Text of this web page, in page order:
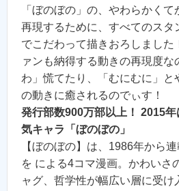
「ぼのぼの」の、やわらかく
再現するために、すべてのスタ
でこだわって描きおろしました
ァンも納得する動きの再現度
わ」慌てたり、「むにむに」と
の動きに癒されるのでぃす！
発行部数900万部以上！ 2015
気キャラ「ぼのぼの」
【ぼのぼの】は、1986年から
を による4コマ漫画。かわいさ
ャグ、哲学性が幅広い層に受け